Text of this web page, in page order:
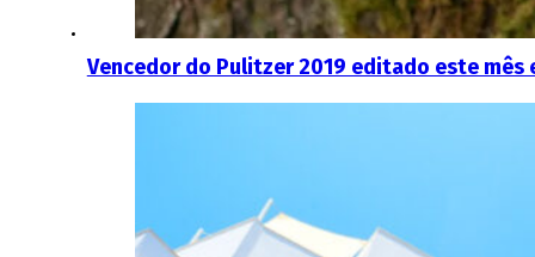
Vencedor do Pulitzer 2019 editado este mês